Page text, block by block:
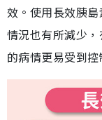
效。使用長效胰
情況也有所減少
的病情更易受到控